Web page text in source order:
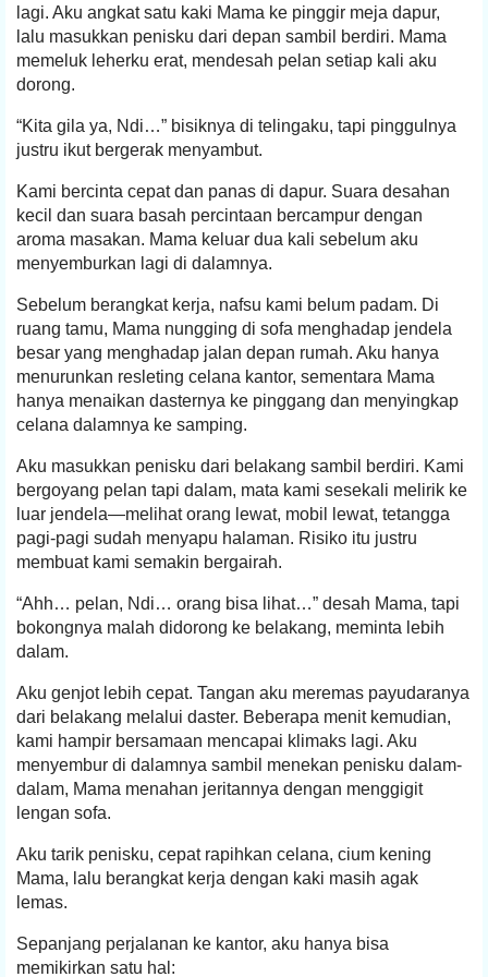
lagi. Aku angkat satu kaki Mama ke pinggir meja dapur,
lalu masukkan penisku dari depan sambil berdiri. Mama
memeluk leherku erat, mendesah pelan setiap kali aku
dorong.
“Kita gila ya, Ndi…” bisiknya di telingaku, tapi pinggulnya
justru ikut bergerak menyambut.
Kami bercinta cepat dan panas di dapur. Suara desahan
kecil dan suara basah percintaan bercampur dengan
aroma masakan. Mama keluar dua kali sebelum aku
menyemburkan lagi di dalamnya.
Sebelum berangkat kerja, nafsu kami belum padam. Di
ruang tamu, Mama nungging di sofa menghadap jendela
besar yang menghadap jalan depan rumah. Aku hanya
menurunkan resleting celana kantor, sementara Mama
hanya menaikan dasternya ke pinggang dan menyingkap
celana dalamnya ke samping.
Aku masukkan penisku dari belakang sambil berdiri. Kami
bergoyang pelan tapi dalam, mata kami sesekali melirik ke
luar jendela—melihat orang lewat, mobil lewat, tetangga
pagi-pagi sudah menyapu halaman. Risiko itu justru
membuat kami semakin bergairah.
“Ahh… pelan, Ndi… orang bisa lihat…” desah Mama, tapi
bokongnya malah didorong ke belakang, meminta lebih
dalam.
Aku genjot lebih cepat. Tangan aku meremas payudaranya
dari belakang melalui daster. Beberapa menit kemudian,
kami hampir bersamaan mencapai klimaks lagi. Aku
menyembur di dalamnya sambil menekan penisku dalam-
dalam, Mama menahan jeritannya dengan menggigit
lengan sofa.
Aku tarik penisku, cepat rapihkan celana, cium kening
Mama, lalu berangkat kerja dengan kaki masih agak
lemas.
Sepanjang perjalanan ke kantor, aku hanya bisa
memikirkan satu hal: